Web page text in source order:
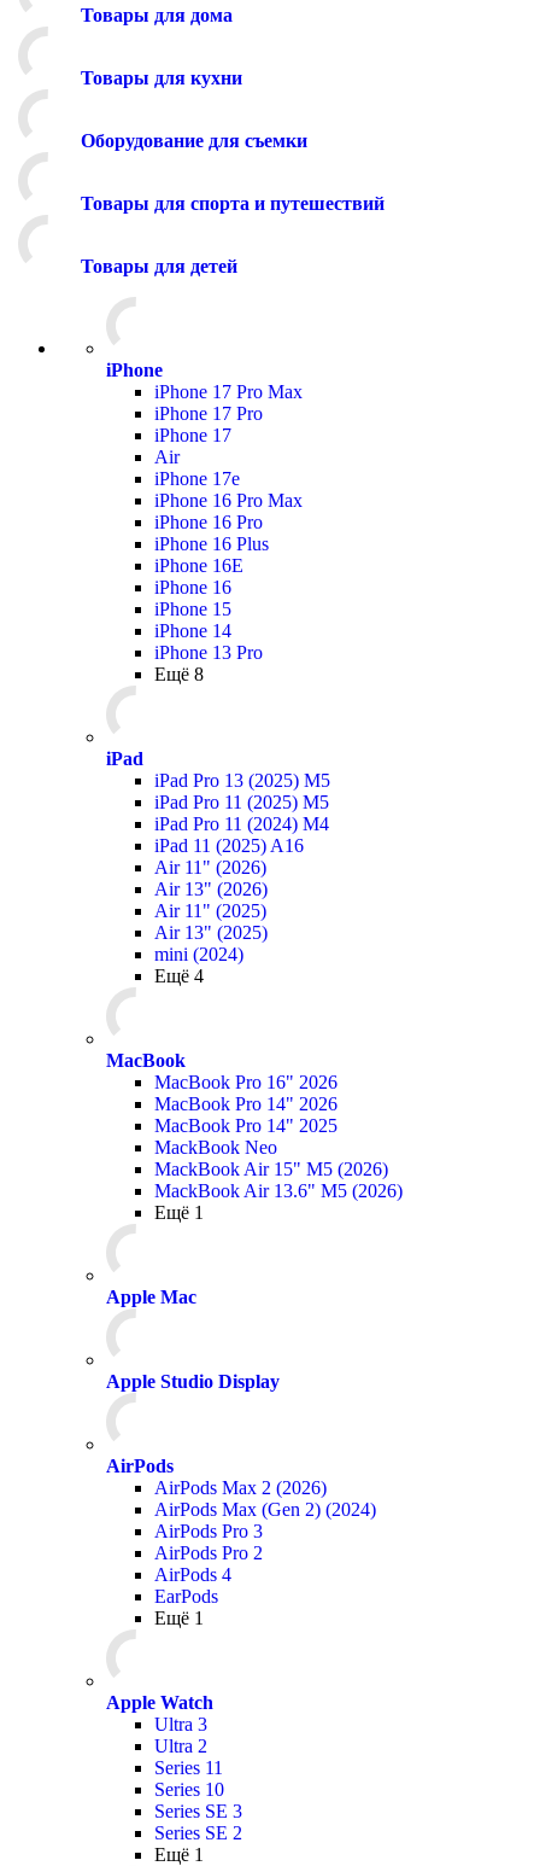
Товары для дома
Товары для кухни
Оборудование для съемки
Товары для спорта и путешествий
Товары для детей
iPhone
iPhone 17 Pro Max
iPhone 17 Pro
iPhone 17
Air
iPhone 17e
iPhone 16 Pro Max
iPhone 16 Pro
iPhone 16 Plus
iPhone 16E
iPhone 16
iPhone 15
iPhone 14
iPhone 13 Pro
Ещё 8
iPad
iPad Pro 13 (2025) M5
iPad Pro 11 (2025) M5
iPad Pro 11 (2024) M4
iPad 11 (2025) A16
Air 11" (2026)
Air 13" (2026)
Air 11" (2025)
Air 13" (2025)
mini (2024)
Ещё 4
MacBook
MacBook Pro 16" 2026
MacBook Pro 14" 2026
MacBook Pro 14" 2025
MackBook Neo
MackBook Air 15" M5 (2026)
MackBook Air 13.6" M5 (2026)
Ещё 1
Apple Mac
Apple Studio Display
AirPods
AirPods Max 2 (2026)
AirPods Max (Gen 2) (2024)
AirPods Pro 3
AirPods Pro 2
AirPods 4
EarPods
Ещё 1
Apple Watch
Ultra 3
Ultra 2
Series 11
Series 10
Series SE 3
Series SE 2
Ещё 1